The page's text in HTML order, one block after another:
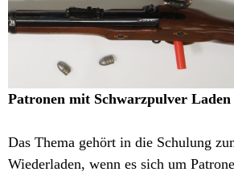
Patronen mit Schwarzpulver Laden
Das Thema gehört in die Schulung
Wiederladen, wenn es sich um